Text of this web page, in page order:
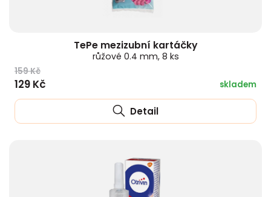
TePe mezizubní kartáčky
růžové 0.4 mm, 8 ks
159 Kč
129 Kč skladem
Detail